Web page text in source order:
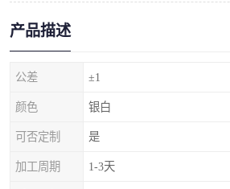
产品描述
公差 ±1
颜色 银白
可否定制 是
加工周期 1-3天